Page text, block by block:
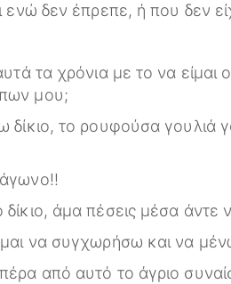
ενώ δεν έπρεπε, ή που δεν
τα χρόνια με το να είμαι
μου;
δίκιο, το ρουφούσα γουλιά
άμα πέσεις μέσα άντε
να συγχωρήσω και να
από αυτό το άγριο